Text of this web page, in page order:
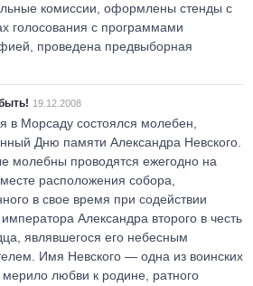
комиссии, оформлены стенды с
голосования с программами
проведена предвыборная
19.12.2008
в Морсаду состоялся молебен,
Дню памяти Александра Невского.
молебны проводятся ежегодно на
расположения собора,
в свое время при содействии
императора Александра второго в честь
являвшегося его небесным
Имя Невского — одна из воинских
мерило любви к родине, ратного